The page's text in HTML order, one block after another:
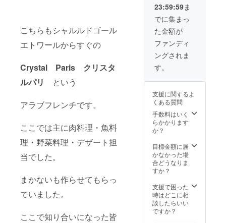
こちらもシャルルドゴール
エトワールからすぐの
Crystal Paris クリスタ
ルパリ
という
アラブフレンチです。
ここでは主に肉料理・魚料
理・野菜料理・デザート担
当でした。
まかないも作らせてもらっ
ていました。
ここで知り合いになった皆
23:59:59ま
でに集まっ
た金額が
ファンディ
ングされま
す。
支援に関するよ
くある質問
手数料はいく
らかかります
か？
目標金額に届
かなかった場
合どうなりま
すか？
支援で困った
時はどこに相
談したらいい
ですか？